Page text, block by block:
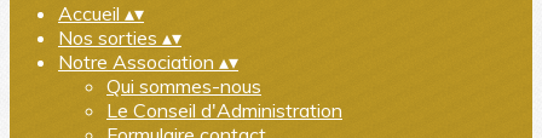
Accueil ▴▾
Nos sorties ▴▾
Notre Association ▴▾
Qui sommes-nous
Le Conseil d'Administration